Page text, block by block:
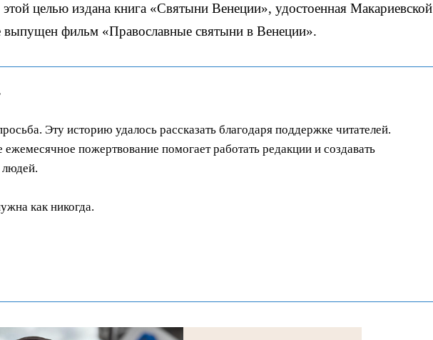
целью издана книга «Святыни Венеции», удостоенная Макариевской
выпущен фильм «Православные святыни в Венеции».
Эту историю удалось рассказать благодаря поддержке читателей.
пожертвование помогает работать редакции и создавать
как никогда.